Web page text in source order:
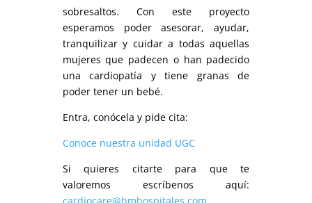
sobresaltos. Con este proyecto
esperamos poder asesorar, ayudar,
tranquilizar y cuidar a todas aquellas
mujeres que padecen o han padecido
una cardiopatía y tiene granas de
poder tener un bebé.
Entra, conócela y pide cita:
Conoce nuestra unidad UGC
Si quieres citarte para que te
valoremos escríbenos aquí: